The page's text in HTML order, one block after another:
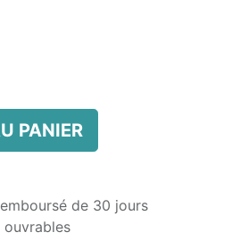
PANIER
de 30 jours